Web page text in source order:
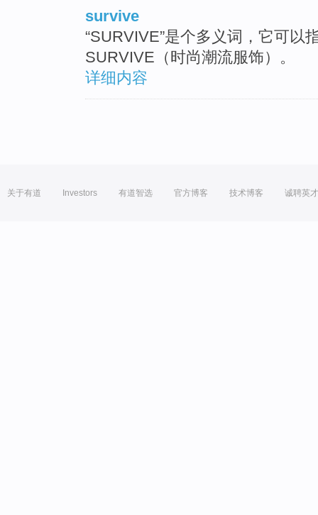
survive
“SURVIVE”是个多义词，它可以
SURVIVE（时尚潮流服饰）。
详细内容
关于有道 Investors 有道智选 官方博客 技术博客 诚聘英才